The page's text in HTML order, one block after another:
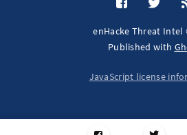
enHacke Threat Intel
Published with
JavaScript license